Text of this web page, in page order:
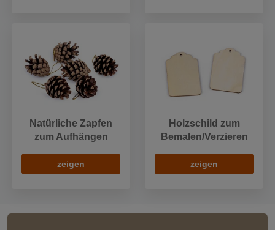
Natürliche Zapfen
zum Aufhängen
zeigen
Holzschild zum
Bemalen/Verzieren
zeigen